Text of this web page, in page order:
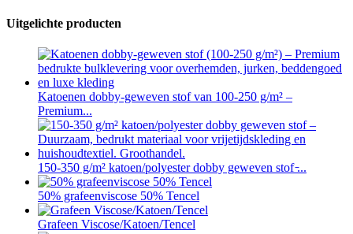
Uitgelichte producten
Katoenen dobby-geweven stof van 100-250 g/m² –
Premium...
150-350 g/m² katoen/polyester dobby geweven stof ̵...
50% grafeenviscose 50% Tencel
Grafeen Viscose/Katoen/Tencel